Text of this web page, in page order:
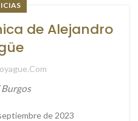
de Alejandro
Burgos
de 2023